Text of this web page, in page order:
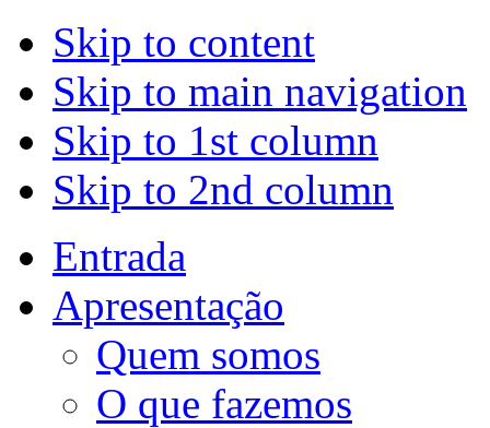
Skip to content
Skip to main navigation
Skip to 1st column
Skip to 2nd column
Entrada
Apresentação
Quem somos
O que fazemos